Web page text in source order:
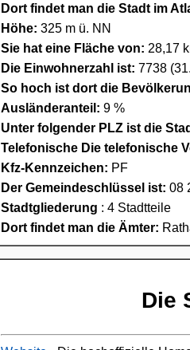
Dort findet man die Stadt im
Höhe: 325 m ü. NN
Sie hat eine Fläche von: 28,17
Die Einwohnerzahl ist: 7738
So hoch ist dort die
Ausländeranteil: 9 %
Unter folgender PLZ ist die
Telefonische Die telefonische
Kfz-Kennzeichen: PF
Der Gemeindeschlüssel ist: 08
Stadtgliederung : 4 Stadtteile
Dort findet man die Ämter:
Die